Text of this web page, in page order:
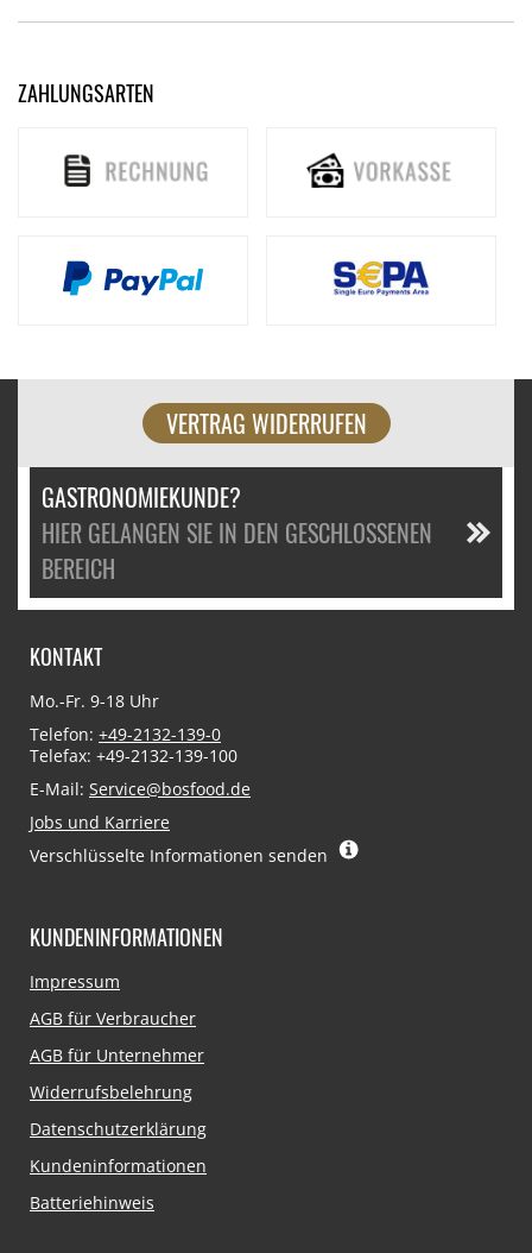
ZAHLUNGSARTEN
VERTRAG WIDERRUFEN
GASTRONOMIEKUNDE?
HIER GELANGEN SIE IN DEN GESCHLOSSENEN
BEREICH
KONTAKT
Mo.-Fr. 9-18 Uhr
Telefon: +49-2132-139-0
Telefax: +49-2132-139-100
E-Mail: Service@bosfood.de
Jobs und Karriere
Verschlüsselte Informationen senden
KUNDENINFORMATIONEN
Navigation
Impressum
AGB für Verbraucher
AGB für Unternehmer
Widerrufsbelehrung
Datenschutzerklärung
Kundeninformationen
Batteriehinweis